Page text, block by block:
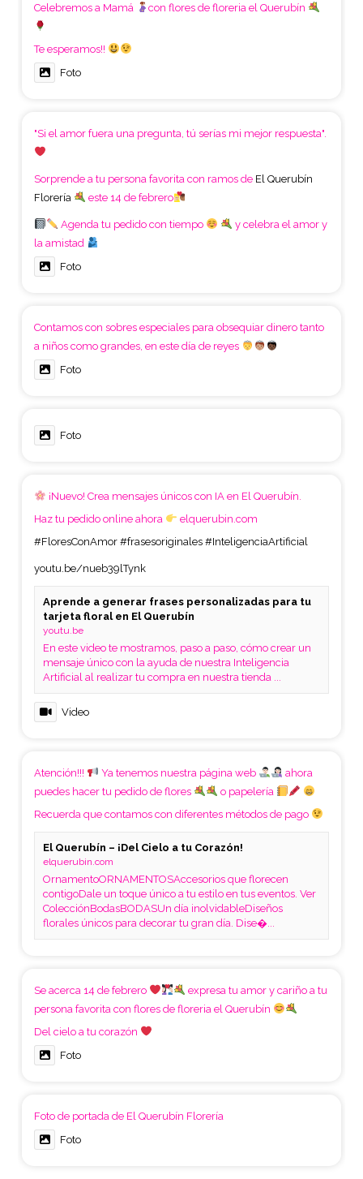
Celebremos a Mamá
con flores de floreria el Querubín
Te esperamos!!
Foto
"Si el amor fuera una pregunta, tú serías mi mejor respuesta".
Sorprende a tu persona favorita con ramos de El Querubín
Florería
este 14 de febrero
Agenda tu pedido con tiempo
y celebra el amor y
la amistad
Foto
Contamos con sobres especiales para obsequiar dinero tanto
a niños como grandes, en este día de reyes
Foto
Foto
¡Nuevo! Crea mensajes únicos con IA en El Querubín.
Haz tu pedido online ahora
elquerubin.com
#FloresConAmor #frasesoriginales #InteligenciaArtificial
youtu.be/nueb39lTynk
Aprende a generar frases personalizadas para tu
tarjeta floral en El Querubín
youtu.be
En este video te mostramos, paso a paso, cómo crear un
mensaje único con la ayuda de nuestra Inteligencia
Artificial al realizar tu compra en nuestra tienda ...
Video
Atención!!! Ya tenemos nuestra página web
ahora
puedes hacer tu pedido de flores
o papelería
Recuerda que contamos con diferentes métodos de pago
El Querubín – ¡Del Cielo a tu Corazón!
elquerubin.com
OrnamentoORNAMENTOSAccesorios que florecen
contigoDale un toque único a tu estilo en tus eventos. Ver
ColecciónBodasBODASUn día inolvidableDiseños
florales únicos para decorar tu gran día. Dise�...
Se acerca 14 de febrero
expresa tu amor y cariño a tu
persona favorita con flores de floreria el Querubín
Del cielo a tu corazón
Foto
Foto de portada de El Querubín Florería
Foto